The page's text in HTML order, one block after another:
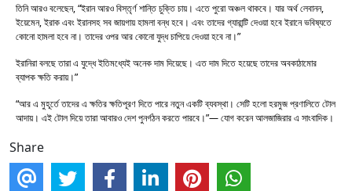
তিনি আরও বলেছেন, “ইরান আরও বিস্তৃর্ণ শান্তি চুক্তি চায়। এতে পুরো অঞ্চল থাকবে। যার অর্থ লেবানন,
ইয়েমেন, ইরাক এবং ইরানসহ সব জায়গায় হামলা বন্ধ হবে। এবং তাদের গ্যারান্টি দেওয়া হবে ইরানে ভবিষ্যতে
কোনো হামলা হবে না। তাদের ওপর আর কোনো যুদ্ধ চাপিয়ে দেওয়া হবে না।”
ইরানিরা বলছে তারা এ যুদ্ধে ইতিমধ্যেই অনেক দাম দিয়েছে। এত দাম দিতে হয়েছে তাদের অবকাঠামোর
ব্যাপক ক্ষতি করায়।”
“আর এ মুহূর্তে তাদের এ ক্ষতির ক্ষতিপূরণ দিতে পারে নতুন একটি ব্যবস্থা। সেটি হলো হরমুজ প্রণালিতে টোল
আদায়। এই টোল দিয়ে তারা আবারও দেশ পুনর্গঠন করতে পারবে।”— যোগ করেন আলজাজিরার এ সাংবাদিক।
Share